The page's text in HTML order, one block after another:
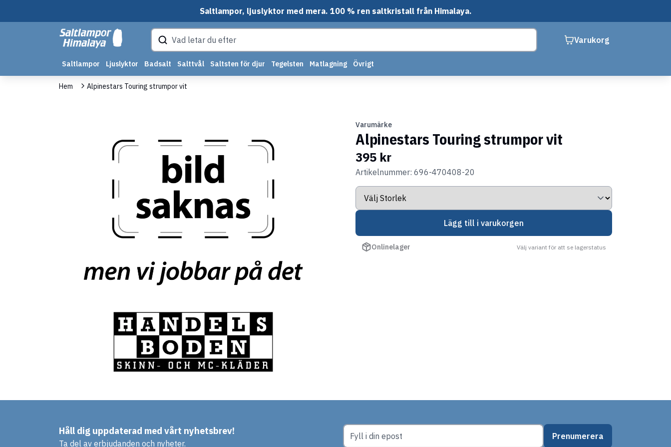
Saltlampor, ljuslyktor med mera. 100 % ren saltkristall från Himalaya.
Varukorg
Saltlampor Ljuslyktor Badsalt Salttvål Saltsten för djur Tegelsten Matlagning Övrigt
Hem Alpinestars Touring strumpor vit
Varumärke
Alpinestars Touring strumpor vit
395 kr
Artikelnummer: 696-470408-20
Lägg till i varukorgen
Onlinelager Välj variant för att se lagerstatus
Håll dig uppdaterad med vårt nyhetsbrev!
Ta del av erbjudanden och nyheter.
Prenumerera